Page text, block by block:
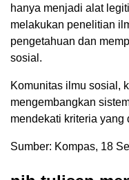
hanya menjadi alat
melakukan penelitian
pengetahuan dan
sosial.
Komunitas ilmu sosial,
mengembangkan
mendekati kriteria
Sumber: Kompas, 18